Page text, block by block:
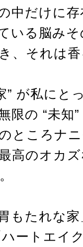
中だけに
いる脳み
、それは
” が私にと
限の “未知
ところナ
高のオカ
もたれな
ートエイ